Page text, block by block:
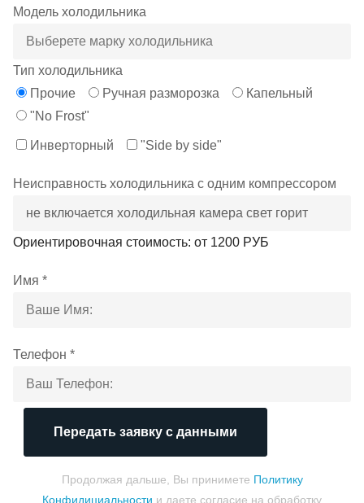
Модель холодильника
Тип холодильника
Прочие
Ручная разморозка
Капельный
"No Frost"
Инверторный "Side by side"
Неисправность холодильника с одним компрессором
Ориентировочная стоимость: от 1200 РУБ
Имя *
Телефон *
Передать заявку с данными
Продолжая дальше, Вы принимете Политику
Конфидициальности и даете согласие на обработку